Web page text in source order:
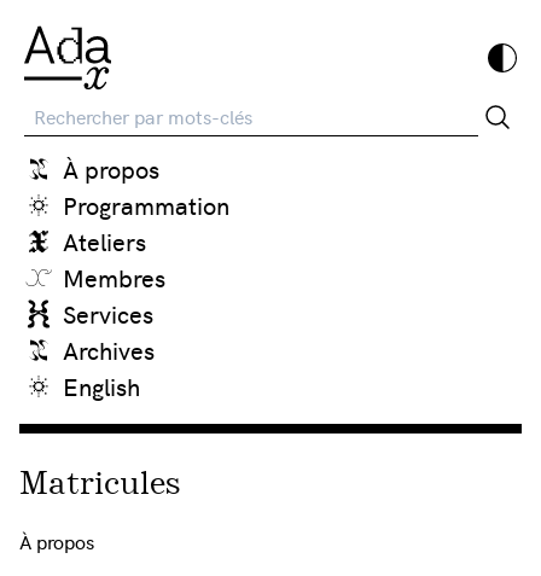
Recherche
À propos
Programmation
Ateliers
Membres
Services
Archives
English
Matricules
À propos